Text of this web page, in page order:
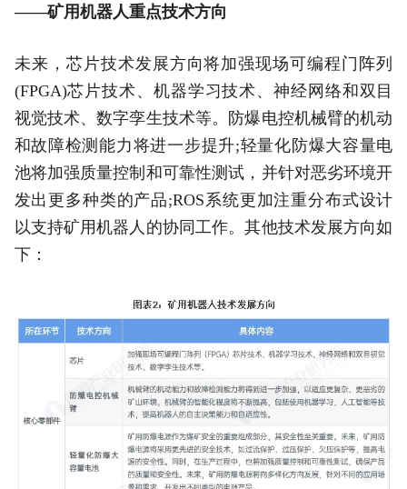
——矿用机器人重点技术方向
未来，芯片技术发展方向将加强现场可编程门阵列
(FPGA)芯片技术、机器学习技术、神经网络和双目
视觉技术、数字孪生技术等。防爆电控机械臂的机动
和故障检测能力将进一步提升;轻量化防爆大容量电
池将加强质量控制和可靠性测试，并针对恶劣环境开
发出更多种类的产品;ROS系统更加注重分布式设计
以支持矿用机器人的协同工作。其他技术发展方向如
下：